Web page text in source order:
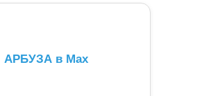
АРБУЗА в Max